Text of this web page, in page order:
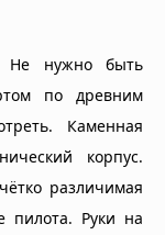
Не нужно быть
по древним
Каменная
корпус.
различимая
пилота. Руки на